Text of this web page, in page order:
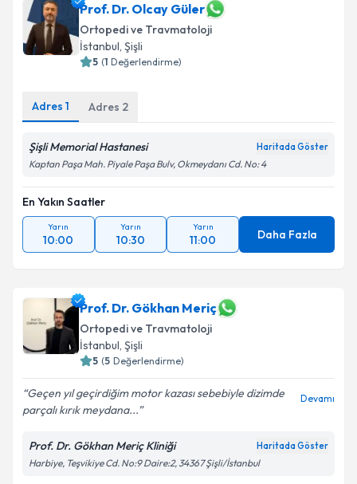
E-posta Adresiniz
Metni'ni okudum ve kişisel verilerimin belirtilen
kapsamda işlenmesini kabul ediyorum.
Takvim Talebini Gönder
Prof. Dr. Olcay Güler
Ortopedi ve Travmatoloji
İstanbul, Şişli
5 (1 Değerlendirme)
Adres 1 Adres 2
Şişli Memorial Hastanesi Haritada Göster
Kaptan Paşa Mah. Piyale Paşa Bulv, Okmeydanı Cd. No: 4
En Yakın Saatler
Yarın
10:00
Yarın
10:30
Yarın
11:00 Daha Fazla
Prof. Dr. Gökhan Meriç
Ortopedi ve Travmatoloji
İstanbul, Şişli
5 (5 Değerlendirme)
Geçen yıl geçirdiğim motor kazası sebebiyle dizimde
parçalı kırık meydana...
Devamı
Prof. Dr. Gökhan Meriç Kliniği Haritada Göster
Harbiye, Teşvikiye Cd. No:9 Daire:2, 34367 Şişli/İstanbul